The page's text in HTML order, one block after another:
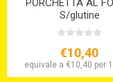
PORCHETTA AL
S/glutine
€10,40
equivale a €10,40 per